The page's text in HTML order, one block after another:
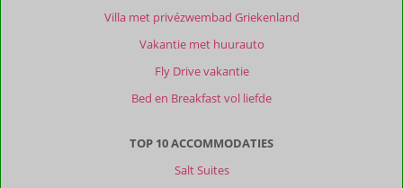
Villa met privézwembad Griekenland
Vakantie met huurauto
Fly Drive vakantie
Bed en Breakfast vol liefde
TOP 10 ACCOMMODATIES
Salt Suites